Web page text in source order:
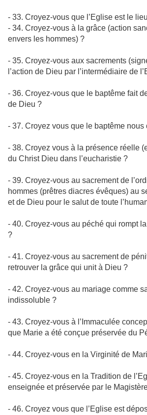
- 33. Croyez-vous que l’Eglise est le
- 34. Croyez-vous à la grâce (action
envers les hommes) ?
- 35. Croyez-vous aux sacrements
l’action de Dieu par l’intermédiaire de
- 36. Croyez-vous que le baptême fait
de Dieu ?
- 37. Croyez vous que le baptême nous
- 38. Croyez vous à la présence réelle
du Christ Dieu dans l’eucharistie ?
- 39. Croyez-vous au sacrement de
hommes (prêtres diacres évêques) au
et de Dieu pour le salut de toute
- 40. Croyez-vous au péché qui rompt
?
- 41. Croyez-vous au sacrement de
retrouver la grâce qui unit à Dieu ?
- 42. Croyez-vous au mariage comme
indissoluble ?
- 43. Croyez-vous à l’Immaculée
que Marie a été conçue préservée du
- 44. Croyez-vous en la Virginité de
- 45. Croyez-vous en la Tradition de
enseignée et préservée par le
- 46. Croyez vous que l’Eglise est